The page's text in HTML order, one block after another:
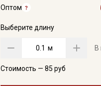
Оптом
Выберите длину
м В
Стоимость — 85 руб